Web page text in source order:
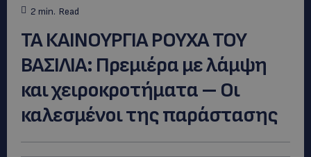
2 min. Read
ΤΑ ΚΑΙΝΟΥΡΓΙΑ ΡΟΥΧΑ ΤΟΥ
ΒΑΣΙΛΙΑ: Πρεμιέρα με λάμψη
και χειροκροτήματα – Οι
καλεσμένοι της παράστασης